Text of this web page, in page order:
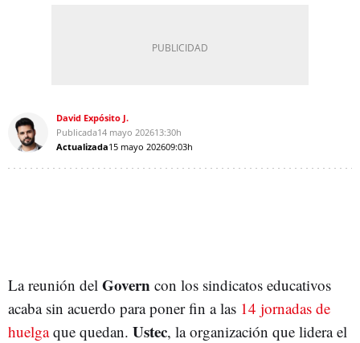
David Expósito J.
Publicada14 mayo 202613:30h
Actualizada15 mayo 202609:03h
La reunión del Govern con los sindicatos educativos
acaba sin acuerdo para poner fin a las 14 jornadas de
huelgaque quedan. Ustec, la organización que lidera el